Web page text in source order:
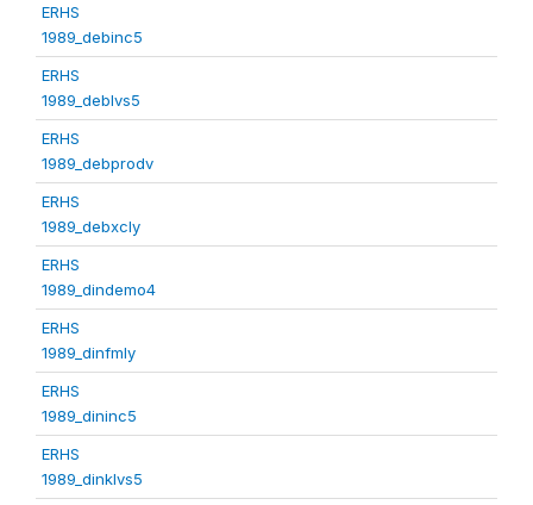
ERHS
1989_debinc5
ERHS
1989_deblvs5
ERHS
1989_debprodv
ERHS
1989_debxcly
ERHS
1989_dindemo4
ERHS
1989_dinfmly
ERHS
1989_dininc5
ERHS
1989_dinklvs5